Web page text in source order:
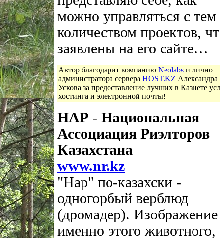
можно управляться с тем
количеством проектов,
заявлены на его сайте…
Автор благодарит компанию Neolabs и лично
администратора сервера HOST.KZ Александра
Ускова за предоставление лучших в Казнете
хостинга и электронной почты!
НАР - Национальная
Ассоциация Риэлторов
Казахстана
www.nr.kz
"Нар" по-казахски -
одногорбый верблюд
(дромадер). Изображение
именно этого животного,